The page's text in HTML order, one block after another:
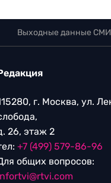
Выходные данные СМИ
г. Москва, ул.
26, этаж 2
+7 (499) 579-86-96
общих вопросов: